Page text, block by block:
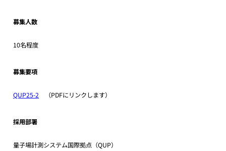
募集人数
10名程度
募集要項
QUP25-2 （PDFにリンクします）
採用部署
量子場計測システム国際拠点（QUP）